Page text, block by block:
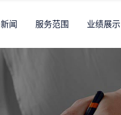
新闻 服务范围 业绩展示